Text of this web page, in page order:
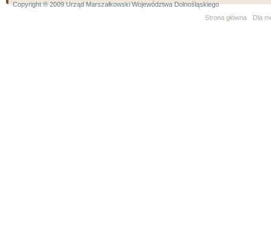
Copyright ® 2009 Urząd Marszałkowski Województwa Dolnośląskiego
Strona główna
Dla